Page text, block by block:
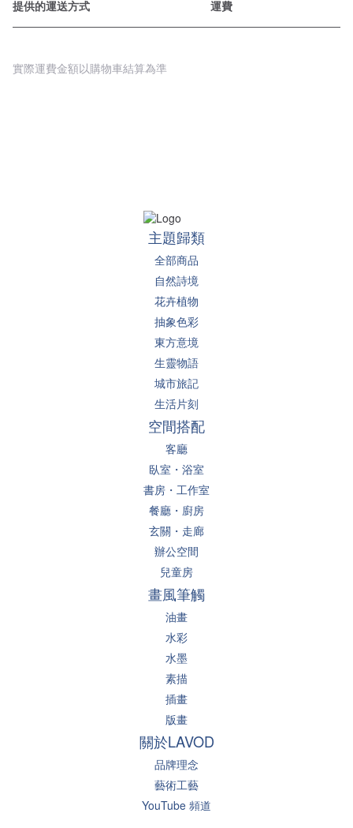
提供的運送方式 運費
實際運費金額以購物車結算為準
主題歸類
全部商品
自然詩境
花卉植物
抽象色彩
東方意境
生靈物語
城市旅記
生活片刻
空間搭配
客廳
臥室・浴室
書房・工作室
餐廳・廚房
玄關・走廊
辦公空間
兒童房
畫風筆觸
油畫
水彩
水墨
素描
插畫
版畫
關於LAVOD
品牌理念
藝術工藝
YouTube 頻道